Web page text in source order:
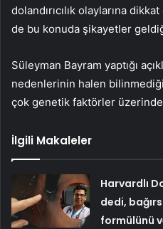
dolandırıcılık olaylarına
de bu konuda şikayetler
Süleyman Bayram yaptığı
nedenlerinin halen
çok genetik faktörler üzerinde
İlgili Makaleler
Harvardlı
dedi,
formülünü